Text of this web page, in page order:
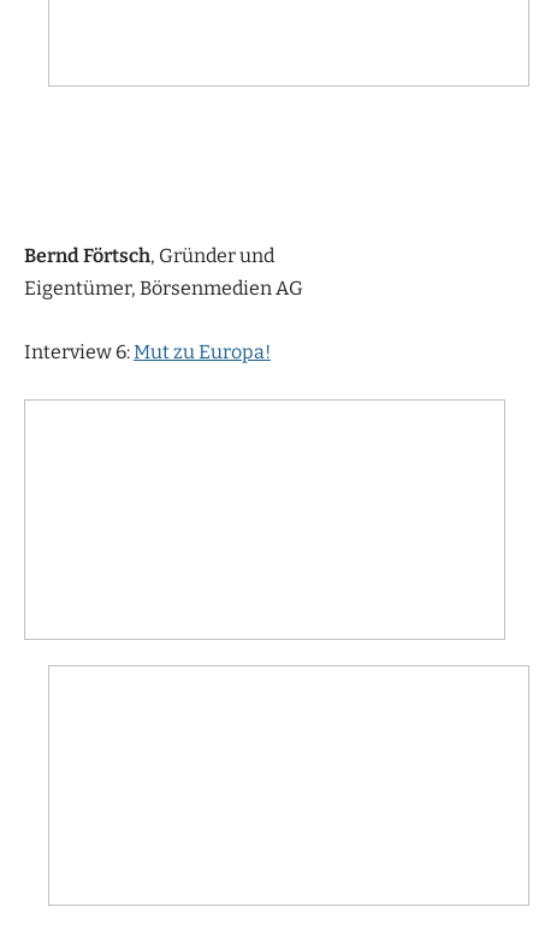
Bernd Förtsch, Gründer und
Eigentümer, Börsenmedien AG
Interview 6:Mut zu Europa!